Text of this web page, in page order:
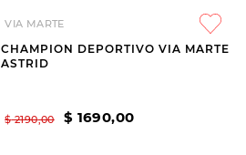
VIA MARTE
CHAMPION DEPORTIVO VIA MARTE
ASTRID
$ 2190,00 $ 1690,00